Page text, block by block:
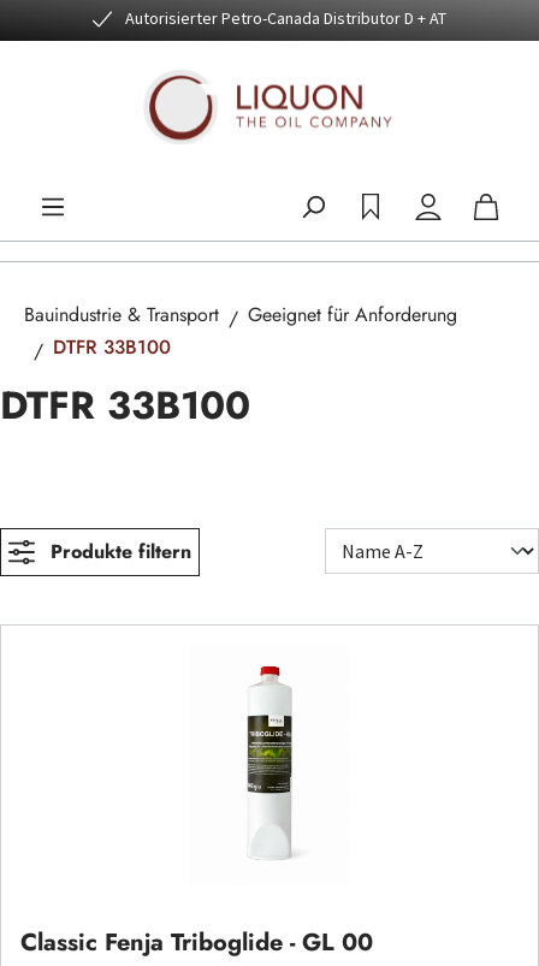
Zum Hauptinhalt springenAutorisierter Petro-Canada Distributor D + AT
Bauindustrie & Transport
Geeignet für Anforderung
DTFR 33B100
DTFR 33B100
Produkte filtern
Classic Fenja Triboglide - GL 00